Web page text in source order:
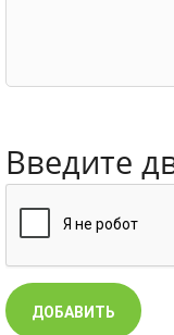
Введите